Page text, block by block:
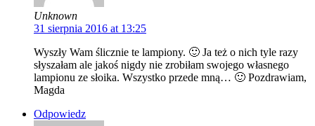
Unknown
31 sierpnia 2016 at 13:25
Wyszły Wam ślicznie te lampiony. 🙂 Ja też o nich tyle razy
słyszałam ale jakoś nigdy nie zrobiłam swojego własnego
lampionu ze słoika. Wszystko przede mną… 🙂 Pozdrawiam,
Magda
Odpowiedz